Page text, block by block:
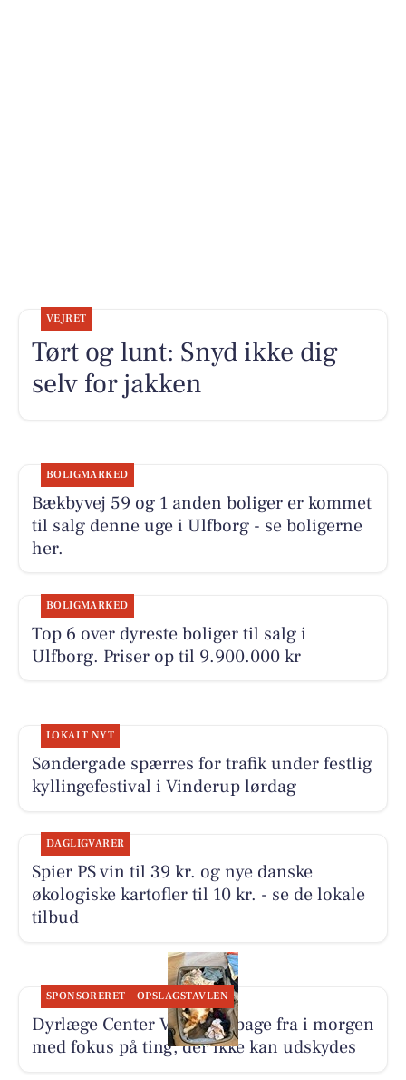
VEJRET
Tørt og lunt: Snyd ikke dig
selv for jakken
BOLIGMARKED
Bækbyvej 59 og 1 anden boliger er kommet
til salg denne uge i Ulfborg - se boligerne
her.
BOLIGMARKED
Top 6 over dyreste boliger til salg i
Ulfborg. Priser op til 9.900.000 kr
LOKALT NYT
Søndergade spærres for trafik under festlig
kyllingefestival i Vinderup lørdag
DAGLIGVARER
Spier PS vin til 39 kr. og nye danske
økologiske kartofler til 10 kr. - se de lokale
tilbud
SPONSORERET OPSLAGSTAVLEN
Dyrlæge Center Vest er tilbage fra i morgen
med fokus på ting, der ikke kan udskydes